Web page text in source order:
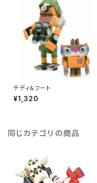
テディ＆フート
¥1,320
同じカテゴリの商品